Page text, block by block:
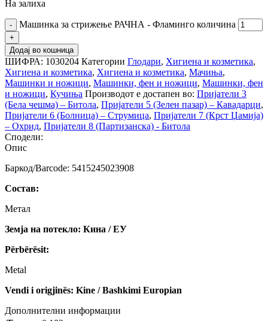
На залиха
Машинка за стрижење РАЧНА - Фламинго количина
Додај во кошница
ШИФРА: 1030204 Категории Глодари, Хигиена и козметика,
Хигиена и козметика, Хигиена и козметика, Мачиња,
Машинки и ножици, Машинки, фен и ножици, Машинки, фен
и ножици, Кучиња Производот е достапен во: Пријатели 3
(Бела чешма) – Битола, Пријатели 5 (Зелен пазар) – Кавадарци,
Пријатели 6 (Болница) – Струмица, Пријатели 7 (Крст Џамија)
– Охрид, Пријатели 8 (Партизанска) - Битола
Сподели:
Опис
Баркод/Barcode: 5415245023908
Состав:
Метал
Земја на потекло: Кина / ЕУ
Përbërësit:
Metal
Vendi i origjinës: Kine / Bashkimi Europian
Дополнителни информации